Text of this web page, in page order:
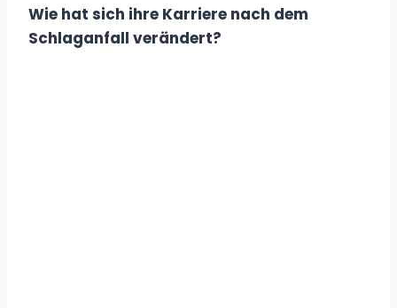
Wie hat sich ihre Karriere nach dem
Schlaganfall verändert?